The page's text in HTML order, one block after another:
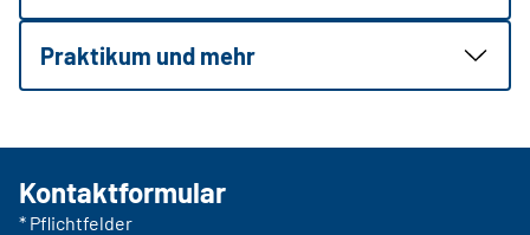
Praktikum und mehr
Kontaktformular
* Pflichtfelder